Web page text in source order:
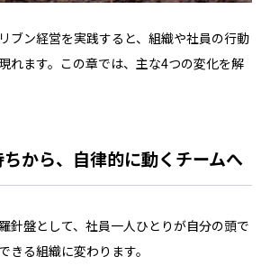
ブン経営を実践すると、組織や社員の行動
れます。この章では、主な4つの変化を解
から、自律的に動くチームへ
針盤として、社員一人ひとりが自分の頭で
きる組織に変わります。